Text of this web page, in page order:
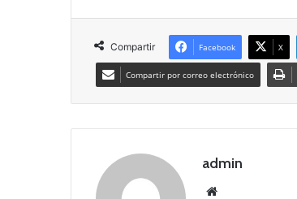
Compartir Facebook X
Compartir por correo electrónico
admin